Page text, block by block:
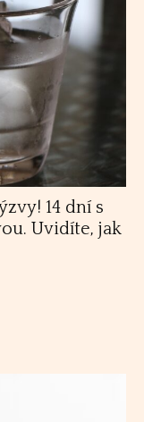
14 dní s
Uvidíte, jak